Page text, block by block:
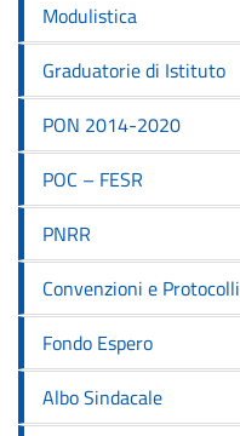
Modulistica
Graduatorie di Istituto
PON 2014-2020
POC – FESR
PNRR
Convenzioni e Protocolli
Fondo Espero
Albo Sindacale